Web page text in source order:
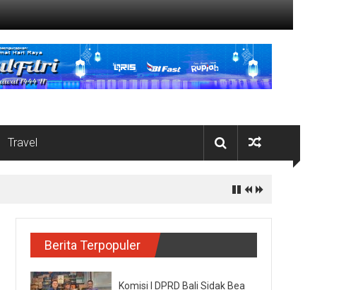
Travel
Berita Terpopuler
Komisi I DPRD Bali Sidak Bea